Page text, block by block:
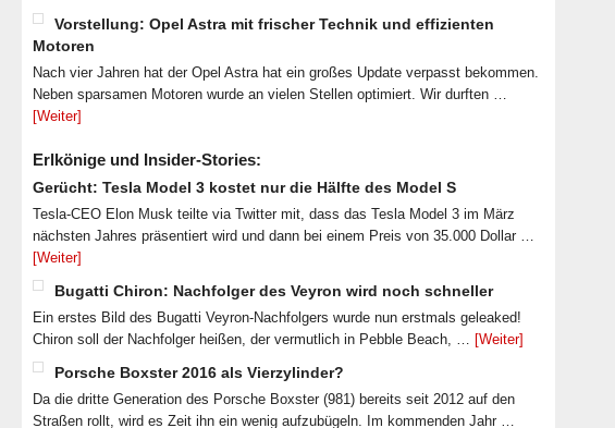
Vorstellung: Opel Astra mit frischer Technik und effizienten
Motoren
Nach vier Jahren hat der Opel Astra hat ein großes Update verpasst bekommen.
Neben sparsamen Motoren wurde an vielen Stellen optimiert. Wir durften …
[Weiter]
Erlkönige und Insider-Stories:
Gerücht: Tesla Model 3 kostet nur die Hälfte des Model S
Tesla-CEO Elon Musk teilte via Twitter mit, dass das Tesla Model 3 im März
nächsten Jahres präsentiert wird und dann bei einem Preis von 35.000 Dollar …
[Weiter]
Bugatti Chiron: Nachfolger des Veyron wird noch schneller
Ein erstes Bild des Bugatti Veyron-Nachfolgers wurde nun erstmals geleaked!
Chiron soll der Nachfolger heißen, der vermutlich in Pebble Beach, … [Weiter]
Porsche Boxster 2016 als Vierzylinder?
Da die dritte Generation des Porsche Boxster (981) bereits seit 2012 auf den
Straßen rollt, wird es Zeit ihn ein wenig aufzubügeln. Im kommenden Jahr …